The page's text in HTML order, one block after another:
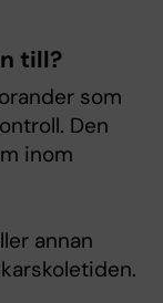
till?
som
Den
inom
annan